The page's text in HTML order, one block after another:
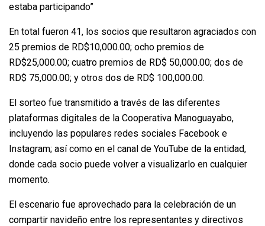
estaba participando”
En total fueron 41, los socios que resultaron agraciados con
25 premios de RD$10,000.00; ocho premios de
RD$25,000.00; cuatro premios de RD$ 50,000.00; dos de
RD$ 75,000.00; y otros dos de RD$ 100,000.00.
El sorteo fue transmitido a través de las diferentes
plataformas digitales de la Cooperativa Manoguayabo,
incluyendo las populares redes sociales Facebook e
Instagram; así como en el canal de YouTube de la entidad,
donde cada socio puede volver a visualizarlo en cualquier
momento.
El escenario fue aprovechado para la celebración de un
compartir navideño entre los representantes y directivos